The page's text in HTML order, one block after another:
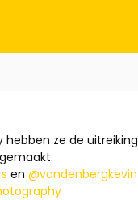
ze de
en @vandenbergkevin